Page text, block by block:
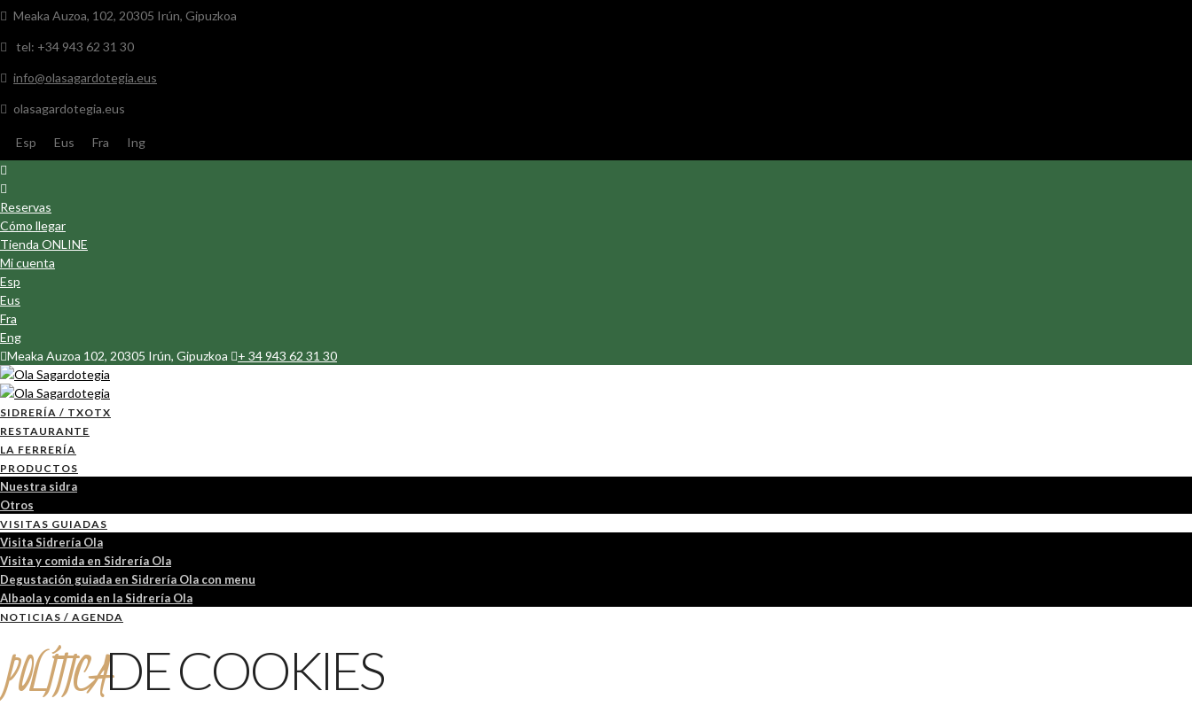
Meaka Auzoa, 102, 20305 Irún, Gipuzkoa
tel: +34 943 62 31 30
info@olasagardotegia.eus
olasagardotegia.eus
Esp Eus Fra Ing
Reservas
Cómo llegar
Tienda ONLINE
Mi cuenta
Esp
Eus
Fra
Eng
Meaka Auzoa 102, 20305 Irún, Gipuzkoa
+ 34 943 62 31 30
SIDRERÍA / TXOTX
RESTAURANTE
LA FERRERÍA
PRODUCTOS
Nuestra sidra
Otros
VISITAS GUIADAS
Visita Sidrería Ola
Visita y comida en Sidrería Ola
Degustación guiada en Sidrería Ola con menu
Albaola y comida en la Sidrería Ola
NOTICIAS / AGENDA
POLÍTICADE COOKIES